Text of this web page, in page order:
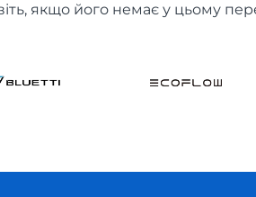
якщо його немає у цьому